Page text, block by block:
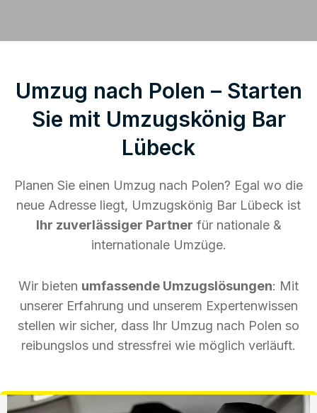
Umzug nach Polen – Starten
Sie mit Umzugskönig Bar
Lübeck
Planen Sie einen Umzug nach Polen? Egal wo die
neue Adresse liegt, Umzugskönig Bar Lübeck ist
Ihr zuverlässiger Partner für nationale &
internationale Umzüge.
Wir bieten umfassende Umzugslösungen: Mit
unserer Erfahrung und unserem Expertenwissen
stellen wir sicher, dass Ihr Umzug nach Polen so
reibungslos und stressfrei wie möglich verläuft.